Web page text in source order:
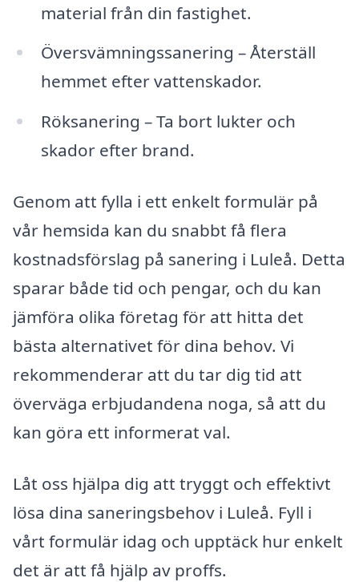
material från din fastighet.
Översvämningssanering – Återställ
hemmet efter vattenskador.
Röksanering – Ta bort lukter och
skador efter brand.
Genom att fylla i ett enkelt formulär på
vår hemsida kan du snabbt få flera
kostnadsförslag på sanering i Luleå. Detta
sparar både tid och pengar, och du kan
jämföra olika företag för att hitta det
bästa alternativet för dina behov. Vi
rekommenderar att du tar dig tid att
överväga erbjudandena noga, så att du
kan göra ett informerat val.
Låt oss hjälpa dig att tryggt och effektivt
lösa dina saneringsbehov i Luleå. Fyll i
vårt formulär idag och upptäck hur enkelt
det är att få hjälp av proffs.